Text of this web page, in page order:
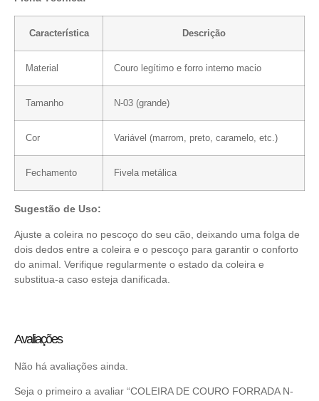
Característica Descrição
Material Couro legítimo e forro interno macio
Tamanho N-03 (grande)
Cor Variável (marrom, preto, caramelo, etc.)
Fechamento Fivela metálica
Sugestão de Uso:
Ajuste a coleira no pescoço do seu cão, deixando uma folga de
dois dedos entre a coleira e o pescoço para garantir o conforto
do animal. Verifique regularmente o estado da coleira e
substitua-a caso esteja danificada.
Avaliações
Não há avaliações ainda.
Seja o primeiro a avaliar “COLEIRA DE COURO FORRADA N-